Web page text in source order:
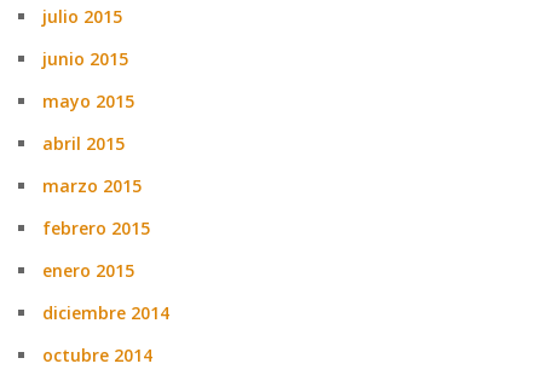
julio 2015
junio 2015
mayo 2015
abril 2015
marzo 2015
febrero 2015
enero 2015
diciembre 2014
octubre 2014